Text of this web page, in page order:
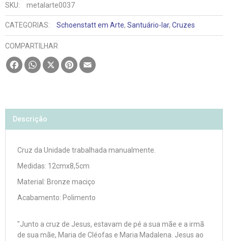
SKU: metalarte0037
CATEGORIAS: Schoenstatt em Arte, Santuário-lar, Cruzes
COMPARTILHAR
FacebookWhatsApp
X Pinterest
Descrição
Cruz da Unidade trabalhada manualmente.
Medidas: 12cmx8,5cm
Material: Bronze maciço
Acabamento: Polimento
"Junto a cruz de Jesus, estavam de pé a sua mãe e a irmã
de sua mãe, Maria de Cléofas e Maria Madalena. Jesus ao